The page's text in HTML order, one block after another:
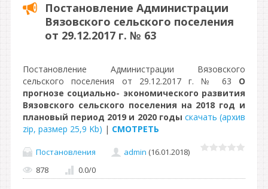
Постановление Администрации
Вязовского сельского поселения
от 29.12.2017 г. № 63
Постановление Администрации Вязовского
сельского поселения от 29.12.2017 г. № 63 О
прогнозе социально- экономического развития
Вязовского сельского поселения на 2018 год и
плановый период 2019 и 2020 годы скачать (архив
zip, размер 25,9 Kb) | СМОТРЕТЬ
Постановления admin (16.01.2018)
878
0.0/0